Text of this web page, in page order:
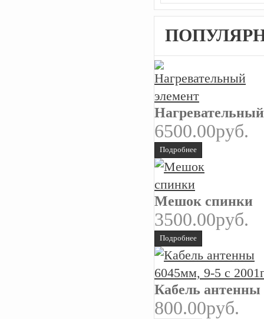
6500.00руб.
Подробнее
Мешок спинки
3500.00руб.
Подробнее
Кабель антенны
800.00руб.